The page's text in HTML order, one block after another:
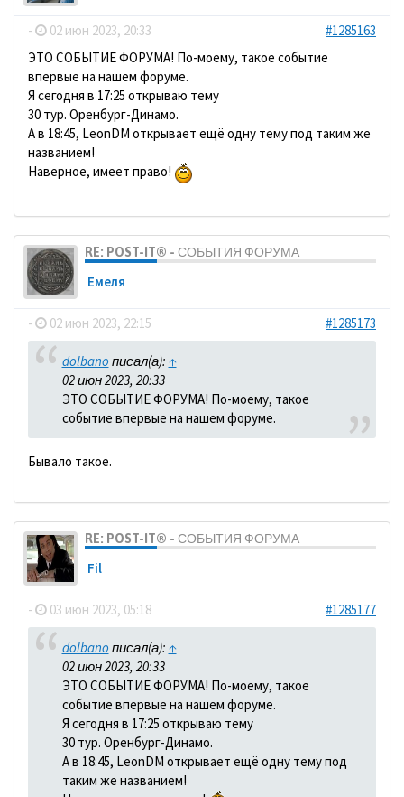
- 02 июн 2023, 20:33
#1285163
ЭТО СОБЫТИЕ ФОРУМА! По-моему, такое событие
впервые на нашем форуме.
Я сегодня в 17:25 открываю тему
30 тур. Оренбург-Динамо.
А в 18:45, LeonDM открывает ещё одну тему под таким же
названием!
Наверное, имеет право!
RE: POST-IT® - СОБЫТИЯ ФОРУМА
Емеля
- 02 июн 2023, 22:15 #1285173
dolbano писал(а): ↑
02 июн 2023, 20:33
ЭТО СОБЫТИЕ ФОРУМА! По-моему, такое
событие впервые на нашем форуме.
Бывало такое.
RE: POST-IT® - СОБЫТИЯ ФОРУМА
Fil
- 03 июн 2023, 05:18 #1285177
dolbano писал(а): ↑
02 июн 2023, 20:33
ЭТО СОБЫТИЕ ФОРУМА! По-моему, такое
событие впервые на нашем форуме.
Я сегодня в 17:25 открываю тему
30 тур. Оренбург-Динамо.
А в 18:45, LeonDM открывает ещё одну тему под
таким же названием!